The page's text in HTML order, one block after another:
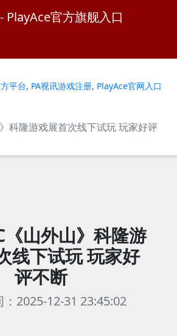
PlayAce官方旗舰入口
平台, PA视讯游戏注册, PlayAce官网入口
科隆游戏展首次线下试玩 玩家好评
《山外山》科隆游
线下试玩 玩家好
评不断
2025-12-31 23:45:02